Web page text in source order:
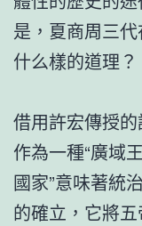
是，夏商周三
什么樣的道理？
借用許宏傳授
作為一種“廣域
國家”意味著統
的確立，它將